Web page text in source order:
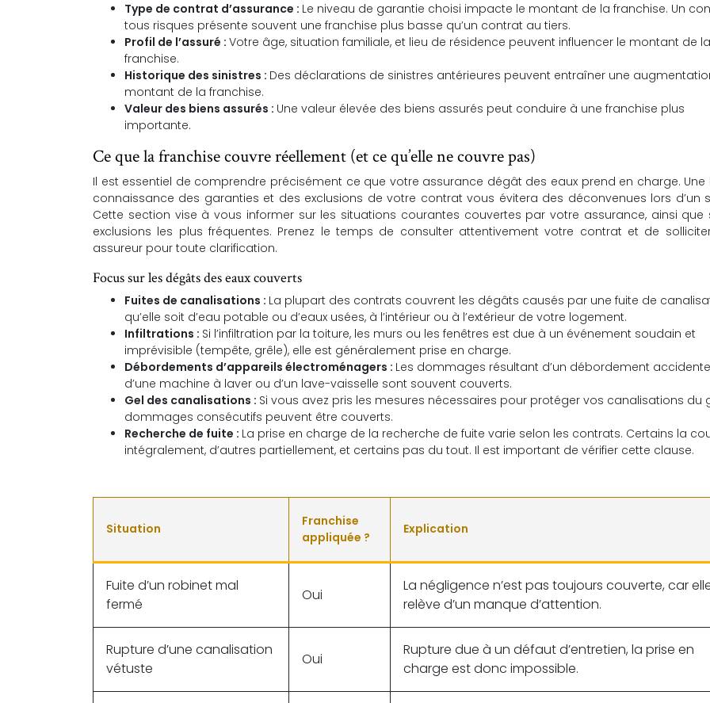
Type de contrat d’assurance : Le niveau de garantie choisi impacte le montant de la franchise. Un
tous risques présente souvent une franchise plus basse qu’un contrat au tiers.
Profil de l’assuré : Votre âge, situation familiale, et lieu de résidence peuvent influencer le montant de la
franchise.
Historique des sinistres : Des déclarations de sinistres antérieures peuvent entraîner une
montant de la franchise.
Valeur des biens assurés : Une valeur élevée des biens assurés peut conduire à une franchise plus
importante.
Ce que la franchise couvre réellement (et ce qu’elle ne couvre pas)
Il est essentiel de comprendre précisément ce que votre assurance dégât des eaux prend en charge. Une
connaissance des garanties et des exclusions de votre contrat vous évitera des déconvenues lors d’un
Cette section vise à vous informer sur les situations courantes couvertes par votre assurance, ainsi que
exclusions les plus fréquentes. Prenez le temps de consulter attentivement votre contrat et de
assureur pour toute clarification.
Focus sur les dégâts des eaux couverts
Fuites de canalisations : La plupart des contrats couvrent les dégâts causés par une fuite de
qu’elle soit d’eau potable ou d’eaux usées, à l’intérieur ou à l’extérieur de votre logement.
Infiltrations : Si l’infiltration par la toiture, les murs ou les fenêtres est due à un événement soudain et
imprévisible (tempête, grêle), elle est généralement prise en charge.
Débordements d’appareils électroménagers : Les dommages résultant d’un débordement
d’une machine à laver ou d’un lave-vaisselle sont souvent couverts.
Gel des canalisations : Si vous avez pris les mesures nécessaires pour protéger vos canalisations du
dommages consécutifs peuvent être couverts.
Recherche de fuite : La prise en charge de la recherche de fuite varie selon les contrats. Certains la
intégralement, d’autres partiellement, et certains pas du tout. Il est important de vérifier cette clause.
Situation
Franchise
appliquée ?
Explication
Fuite d’un robinet mal
fermé
Oui
La négligence n’est pas toujours couverte, car
relève d’un manque d’attention.
Rupture d’une canalisation
vétuste
Oui
Rupture due à un défaut d’entretien, la prise en
charge est donc impossible.